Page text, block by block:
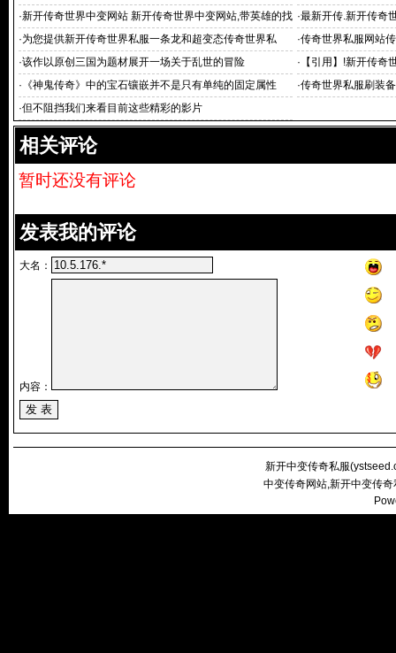
·新开传奇世界中变网站 新开传奇世界中变网站,带英雄的找
个好一点的
·最新开传.新开传奇
服发布网
·为您提供新开传奇世界私服一条龙和超变态传奇世界私 ·传奇世界私服网站
·该作以原创三国为题材展开一场关于乱世的冒险 · 【引用】!新开传
· 《神鬼传奇》中的宝石镶嵌并不是只有单纯的固定属性 ·传奇世界私服刷装
·但不阻挡我们来看目前这些精彩的影片
相关评论
暂时还没有评论
发表我的评论
大名：
内容：
新开中变传奇私服(
中变传奇网站,新开中变传